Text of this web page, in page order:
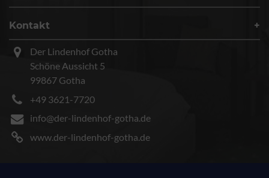
Kontakt
Der Lindenhof Gotha
Schöne Aussicht 5
99867 Gotha
+49 3621-7720
info@der-lindenhof-gotha.de
www.der-lindenhof-gotha.de